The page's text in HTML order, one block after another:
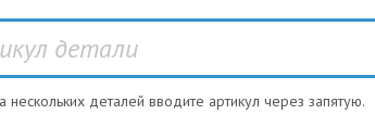
нескольких деталей вводите артикул через запятую.